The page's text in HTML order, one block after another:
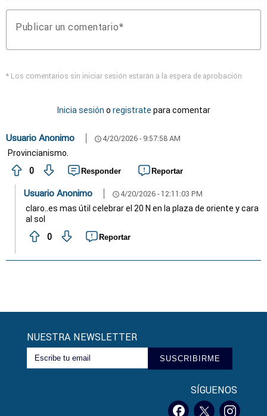
Publicar un comentario
* Los comentarios sin iniciar sesión estarán a la espera de aprobación
Inicia sesión o registrate para comentar
Usuario Anonimo schedule 4/20/2026 - 9:57:58 AM
Provincianismo.
0
Responder Reportar
Usuario Anonimo schedule 4/20/2026 - 12:11:03 PM
claro..es mas útil celebrar el 20 N en la plaza de oriente y cara
al sol
0
Reportar
NUESTRA NEWSLETTER
SUSCRIBIRME
SÍGUENOS